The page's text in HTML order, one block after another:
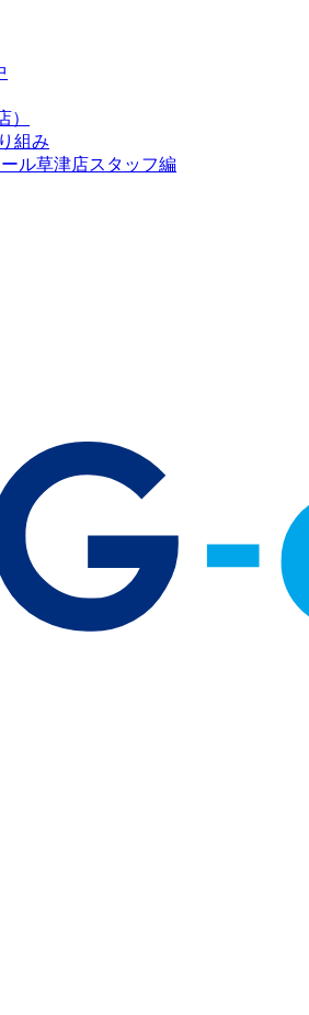
）
組み
ル草津店スタッフ編